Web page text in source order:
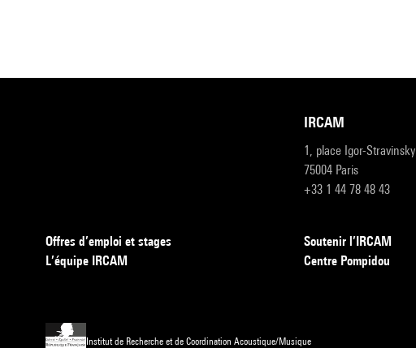
IRCAM
1, place Igor-Stravinsky
75004 Paris
+33 1 44 78 48 43
Offres d’emploi et stages
L’équipe IRCAM
Soutenir l’IRCAM
Centre Pompidou
Institut de Recherche et de Coordination Acoustique/Musique